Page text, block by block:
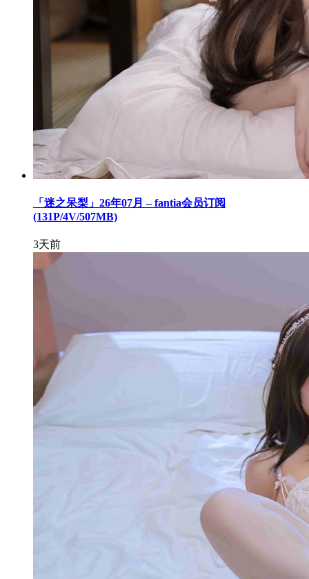
「迷之呆梨」26年07月 – fantia会员订阅
(131P/4V/507MB)
3天前